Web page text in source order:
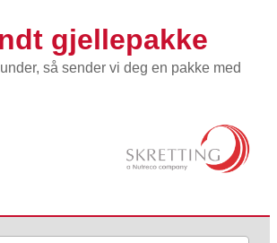
gjellepakke
så sender vi deg en pakke med